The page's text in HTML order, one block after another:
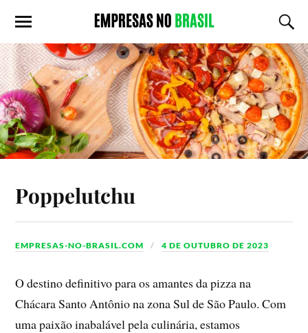
Poppelutchu
EMPRESAS-NO-BRASIL.COM 4 DE OUTUBRO DE 2023
O destino definitivo para os amantes da pizza na
Chácara Santo Antônio na zona Sul de São Paulo. Com
uma paixão inabalável pela culinária, estamos